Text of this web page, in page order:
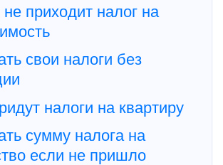
приходит налог на
свои налоги без
налоги на квартиру
сумму налога на
если не пришло